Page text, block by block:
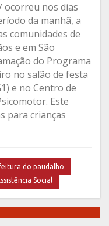
ocorreu nos dias
da manhã, a
comunidades de
e em São
do Programa
no salão de festa
e no Centro de
Este
para crianças
do paudalho
Social